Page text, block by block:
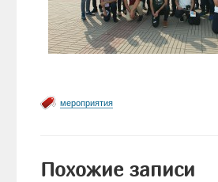
мероприятия
Похожие записи